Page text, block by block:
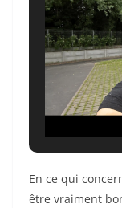
En ce qui
être vraiment